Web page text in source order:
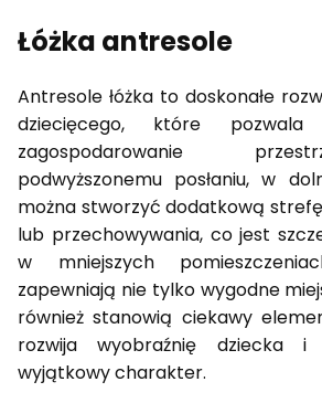
Łóżka antresole
Antresole łóżka to doskonałe
dziecięcego, które
zagospodarowanie
podwyższonemu posłaniu, w
można stworzyć dodatkową
lub przechowywania, co jest
w mniejszych
zapewniają nie tylko wygodne
również stanowią ciekawy
rozwija wyobraźnię dziecka i
wyjątkowy charakter.